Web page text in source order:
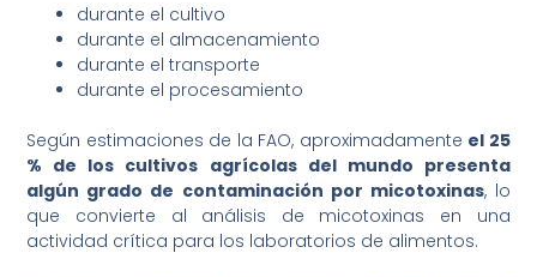
durante el cultivo
durante el almacenamiento
durante el transporte
durante el procesamiento
Según estimaciones de la FAO, aproximadamente el 25
% de los cultivos agrícolas del mundo presenta
algún grado de contaminación por micotoxinas, lo
que convierte al análisis de micotoxinas en una
actividad crítica para los laboratorios de alimentos.